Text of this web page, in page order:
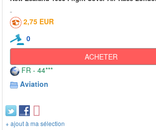
2,75 EUR
0
ACHETER
FR - 44***
Aviation
+ ajout à ma sélection